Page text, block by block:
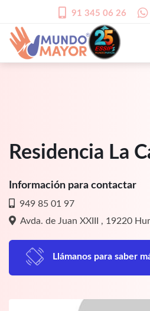
91 345 06 26
Residencia La
Información para contactar
949 85 01 97
Avda. de Juan XXIII , 19220
Llámanos para saber